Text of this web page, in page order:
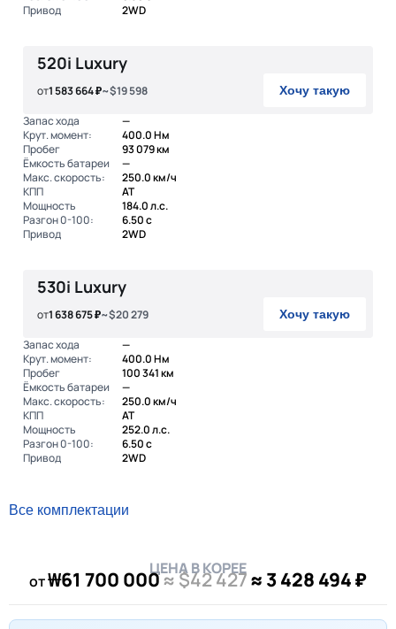
Привод
2WD
520i Luxury
от1 583 664 ₽~$19 598 Хочу такую
Запас хода
—
Крут. момент:
400.0 Нм
Пробег
93 079 км
Ёмкость батареи
—
Макс. скорость:
250.0 км/ч
КПП
AT
Мощность
184.0 л.с.
Разгон 0-100:
6.50 с
Привод
2WD
530i Luxury
от1 638 675 ₽~$20 279 Хочу такую
Запас хода
—
Крут. момент:
400.0 Нм
Пробег
100 341 км
Ёмкость батареи
—
Макс. скорость:
250.0 км/ч
КПП
AT
Мощность
252.0 л.с.
Разгон 0-100:
6.50 с
Привод
2WD
Все комплектации
ЦЕНА В КОРЕЕ
от₩61 700 000≈ $42 427≈ 3 428 494 ₽